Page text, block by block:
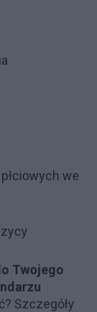
we
Twojego
Szczegóły